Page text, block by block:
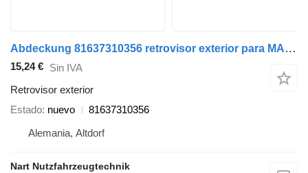
Abdeckung 81637310356 retrovisor exterior para MAN TGX cabeza tractora
15,24 € Sin IVA
Retrovisor exterior
Estado nuevo
81637310356
Alemania, Altdorf
Nart Nutzfahrzeugtechnik